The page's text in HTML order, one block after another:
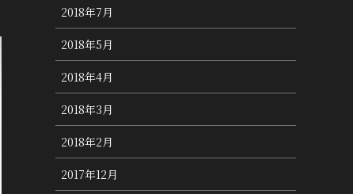
2018年7月
2018年5月
2018年4月
2018年3月
2018年2月
2017年12月